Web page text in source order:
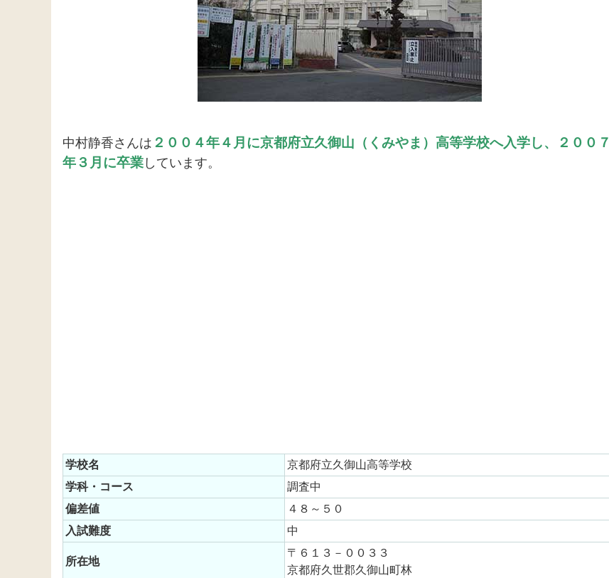
中村静香さんは ２００４年４月に京都府立久御山（くみやま）高等学校へ入学し、２００７
年３月に卒業 しています。
学校名
京都府立久御山高等学校
学科・コース
調査中
偏差値
４８～５０
入試難度
中
所在地
〒６１３－００３３
京都府久世郡久御山町林